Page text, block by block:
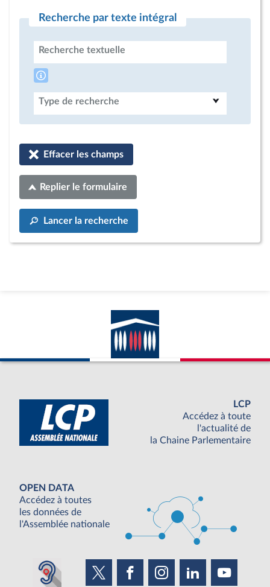
Recherche par texte intégral
Recherche textuelle
Type de recherche
Effacer les champs
Replier le formulaire
Lancer la recherche
LCP
Accédez à toute
l'actualité de
la Chaine Parlementaire
OPEN DATA
Accédez à toutes
les données de
l'Assemblée nationale